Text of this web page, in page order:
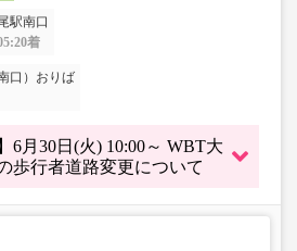
駅南口
着
口）おりば
6月30日(火) 10:00～ WBT大
歩行者道路変更について